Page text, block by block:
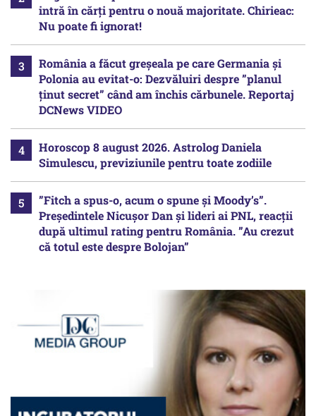
intră în cărți pentru o nouă majoritate. Chirieac:
Nu poate fi ignorat!
România a făcut greșeala pe care Germania și
Polonia au evitat-o: Dezvăluiri despre ”planul
ținut secret” când am închis cărbunele. Reportaj
DCNews VIDEO
Horoscop 8 august 2026. Astrolog Daniela
Simulescu, previziunile pentru toate zodiile
”Fitch a spus-o, acum o spune și Moody’s”.
Președintele Nicușor Dan și lideri ai PNL, reacții
după ultimul rating pentru România. ”Au crezut
că totul este despre Bolojan”